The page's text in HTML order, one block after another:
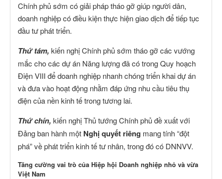
Chính phủ sớm có giải pháp tháo gỡ giúp người dân,
doanh nghiệp có điều kiện thực hiện giao dịch để tiếp tục
đầu tư phát triển.
Thứ tám, kiến nghị Chính phủ sớm tháo gỡ các vướng
mắc cho các dự án Năng lượng đã có trong Quy hoạch
Điện VIII để doanh nghiệp nhanh chóng triển khai dự án
và đưa vào hoạt động nhằm đáp ứng nhu cầu tiêu thụ
điện của nền kinh tế trong tương lai.
Thứ chín, kiến nghị Thủ tướng Chính phủ đề xuất với
Đảng ban hành một Nghị quyết riêng mang tính “đột
phá” về phát triển kinh tế tư nhân, trong đó có DNNVV.
Tăng cường vai trò của Hiệp hội Doanh nghiệp nhỏ và vừa
Việt Nam